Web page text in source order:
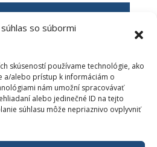
so súbormi
skúseností používame technológie, ako
a/alebo prístup k informáciám o
nám umožní spracovávať
alebo jedinečné ID na tejto
súhlasu môže nepriaznivo ovplyvniť
byť informovaný o našich
mailovú adresu:
sa na odber